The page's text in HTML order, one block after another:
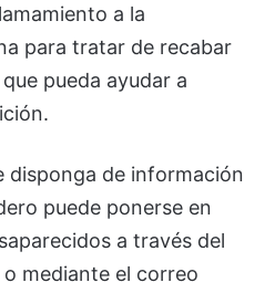
a la
para tratar de recabar
pueda ayudar a
disponga de información
puede ponerse en
a través del
mediante el correo